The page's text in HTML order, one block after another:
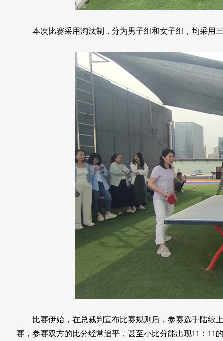
本次比赛采用淘汰制，分为男子组和女子组，均采用三
比赛伊始，在总裁判宣布比赛规则后，参赛选手陆续上
赛，参赛双方的比分经常追平，甚至小比分能出现11：11